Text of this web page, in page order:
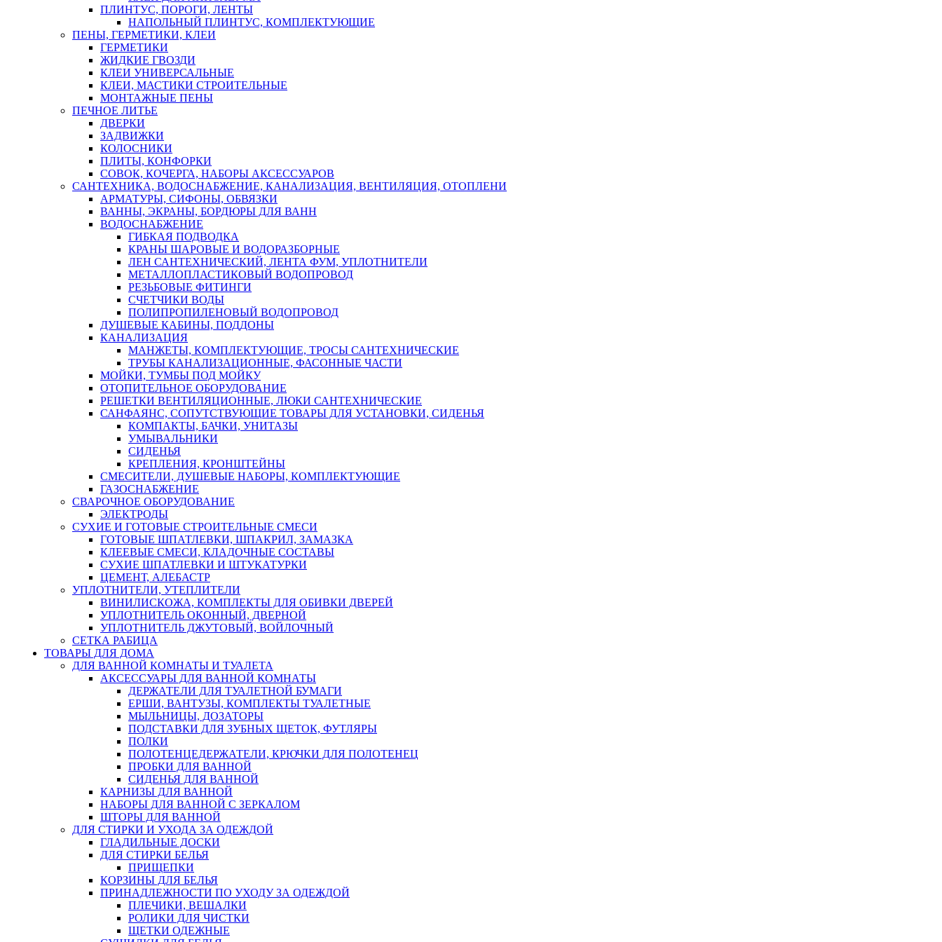
ПЛИНТУС, ПОРОГИ, ЛЕНТЫ
НАПОЛЬНЫЙ ПЛИНТУС, КОМПЛЕКТУЮЩИЕ
ПЕНЫ, ГЕРМЕТИКИ, КЛЕИ
ГЕРМЕТИКИ
ЖИДКИЕ ГВОЗДИ
КЛЕИ УНИВЕРСАЛЬНЫЕ
КЛЕИ, МАСТИКИ СТРОИТЕЛЬНЫЕ
МОНТАЖНЫЕ ПЕНЫ
ПЕЧНОЕ ЛИТЬЕ
ДВЕРКИ
ЗАДВИЖКИ
КОЛОСНИКИ
ПЛИТЫ, КОНФОРКИ
СОВОК, КОЧЕРГА, НАБОРЫ АКСЕССУАРОВ
САНТЕХНИКА, ВОДОСНАБЖЕНИЕ, КАНАЛИЗАЦИЯ, ВЕНТИЛЯЦИЯ, ОТОПЛЕНИ
АРМАТУРЫ, СИФОНЫ, ОБВЯЗКИ
ВАННЫ, ЭКРАНЫ, БОРДЮРЫ ДЛЯ ВАНН
ВОДОСНАБЖЕНИЕ
ГИБКАЯ ПОДВОДКА
КРАНЫ ШАРОВЫЕ И ВОДОРАЗБОРНЫЕ
ЛЕН САНТЕХНИЧЕСКИЙ, ЛЕНТА ФУМ, УПЛОТНИТЕЛИ
МЕТАЛЛОПЛАСТИКОВЫЙ ВОДОПРОВОД
РЕЗЬБОВЫЕ ФИТИНГИ
СЧЕТЧИКИ ВОДЫ
ПОЛИПРОПИЛЕНОВЫЙ ВОДОПРОВОД
ДУШЕВЫЕ КАБИНЫ, ПОДДОНЫ
КАНАЛИЗАЦИЯ
МАНЖЕТЫ, КОМПЛЕКТУЮЩИЕ, ТРОСЫ САНТЕХНИЧЕСКИЕ
ТРУБЫ КАНАЛИЗАЦИОННЫЕ, ФАСОННЫЕ ЧАСТИ
МОЙКИ, ТУМБЫ ПОД МОЙКУ
ОТОПИТЕЛЬНОЕ ОБОРУДОВАНИЕ
РЕШЕТКИ ВЕНТИЛЯЦИОННЫЕ, ЛЮКИ САНТЕХНИЧЕСКИЕ
САНФАЯНС, СОПУТСТВУЮЩИЕ ТОВАРЫ ДЛЯ УСТАНОВКИ, СИДЕНЬЯ
КОМПАКТЫ, БАЧКИ, УНИТАЗЫ
УМЫВАЛЬНИКИ
СИДЕНЬЯ
КРЕПЛЕНИЯ, КРОНШТЕЙНЫ
СМЕСИТЕЛИ, ДУШЕВЫЕ НАБОРЫ, КОМПЛЕКТУЮЩИЕ
ГАЗОСНАБЖЕНИЕ
СВАРОЧНОЕ ОБОРУДОВАНИЕ
ЭЛЕКТРОДЫ
СУХИЕ И ГОТОВЫЕ СТРОИТЕЛЬНЫЕ СМЕСИ
ГОТОВЫЕ ШПАТЛЕВКИ, ШПАКРИЛ, ЗАМАЗКА
КЛЕЕВЫЕ СМЕСИ, КЛАДОЧНЫЕ СОСТАВЫ
СУХИЕ ШПАТЛЕВКИ И ШТУКАТУРКИ
ЦЕМЕНТ, АЛЕБАСТР
УПЛОТНИТЕЛИ, УТЕПЛИТЕЛИ
ВИНИЛИСКОЖА, КОМПЛЕКТЫ ДЛЯ ОБИВКИ ДВЕРЕЙ
УПЛОТНИТЕЛЬ ОКОННЫЙ, ДВЕРНОЙ
УПЛОТНИТЕЛЬ ДЖУТОВЫЙ, ВОЙЛОЧНЫЙ
СЕТКА РАБИЦА
ТОВАРЫ ДЛЯ ДОМА
ДЛЯ ВАННОЙ КОМНАТЫ И ТУАЛЕТА
АКСЕССУАРЫ ДЛЯ ВАННОЙ КОМНАТЫ
ДЕРЖАТЕЛИ ДЛЯ ТУАЛЕТНОЙ БУМАГИ
ЕРШИ, ВАНТУЗЫ, КОМПЛЕКТЫ ТУАЛЕТНЫЕ
МЫЛЬНИЦЫ, ДОЗАТОРЫ
ПОДСТАВКИ ДЛЯ ЗУБНЫХ ЩЕТОК, ФУТЛЯРЫ
ПОЛКИ
ПОЛОТЕНЦЕДЕРЖАТЕЛИ, КРЮЧКИ ДЛЯ ПОЛОТЕНЕЦ
ПРОБКИ ДЛЯ ВАННОЙ
СИДЕНЬЯ ДЛЯ ВАННОЙ
КАРНИЗЫ ДЛЯ ВАННОЙ
НАБОРЫ ДЛЯ ВАННОЙ С ЗЕРКАЛОМ
ШТОРЫ ДЛЯ ВАННОЙ
ДЛЯ СТИРКИ И УХОДА ЗА ОДЕЖДОЙ
ГЛАДИЛЬНЫЕ ДОСКИ
ДЛЯ СТИРКИ БЕЛЬЯ
ПРИЩЕПКИ
КОРЗИНЫ ДЛЯ БЕЛЬЯ
ПРИНАДЛЕЖНОСТИ ПО УХОДУ ЗА ОДЕЖДОЙ
ПЛЕЧИКИ, ВЕШАЛКИ
РОЛИКИ ДЛЯ ЧИСТКИ
ЩЕТКИ ОДЕЖНЫЕ